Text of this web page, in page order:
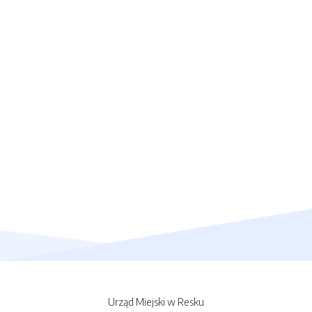
Urząd Miejski w Resku